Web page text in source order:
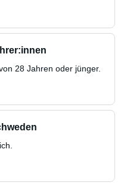
28 Jahren oder jünger.